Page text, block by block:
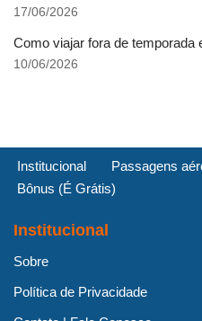
17/06/2026
Como viajar fora de temporada
10/06/2026
Institucional Passagens
Bônus (É Grátis)
Institucional
Sobre
Política de Privacidade